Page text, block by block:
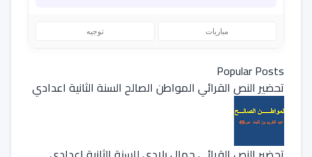
مباريات توجيه
Popular Posts
تحضير النص القرائي المواطن الصالح السنة الثانية اعدادي